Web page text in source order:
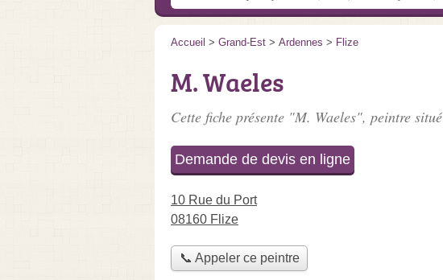
Accueil > Grand-Est > Ardennes > Flize
M. Waeles
Cette fiche présente "M. Waeles", peintre situé
Demande de devis en ligne
10 Rue du Port
08160 Flize
📞 Appeler ce peintre